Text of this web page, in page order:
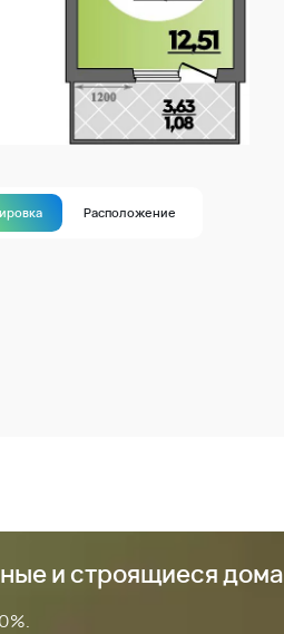
Расположение
и строящиеся дома